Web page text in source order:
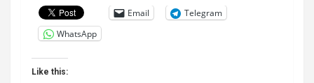
Email
Telegram
WhatsApp
Like this: